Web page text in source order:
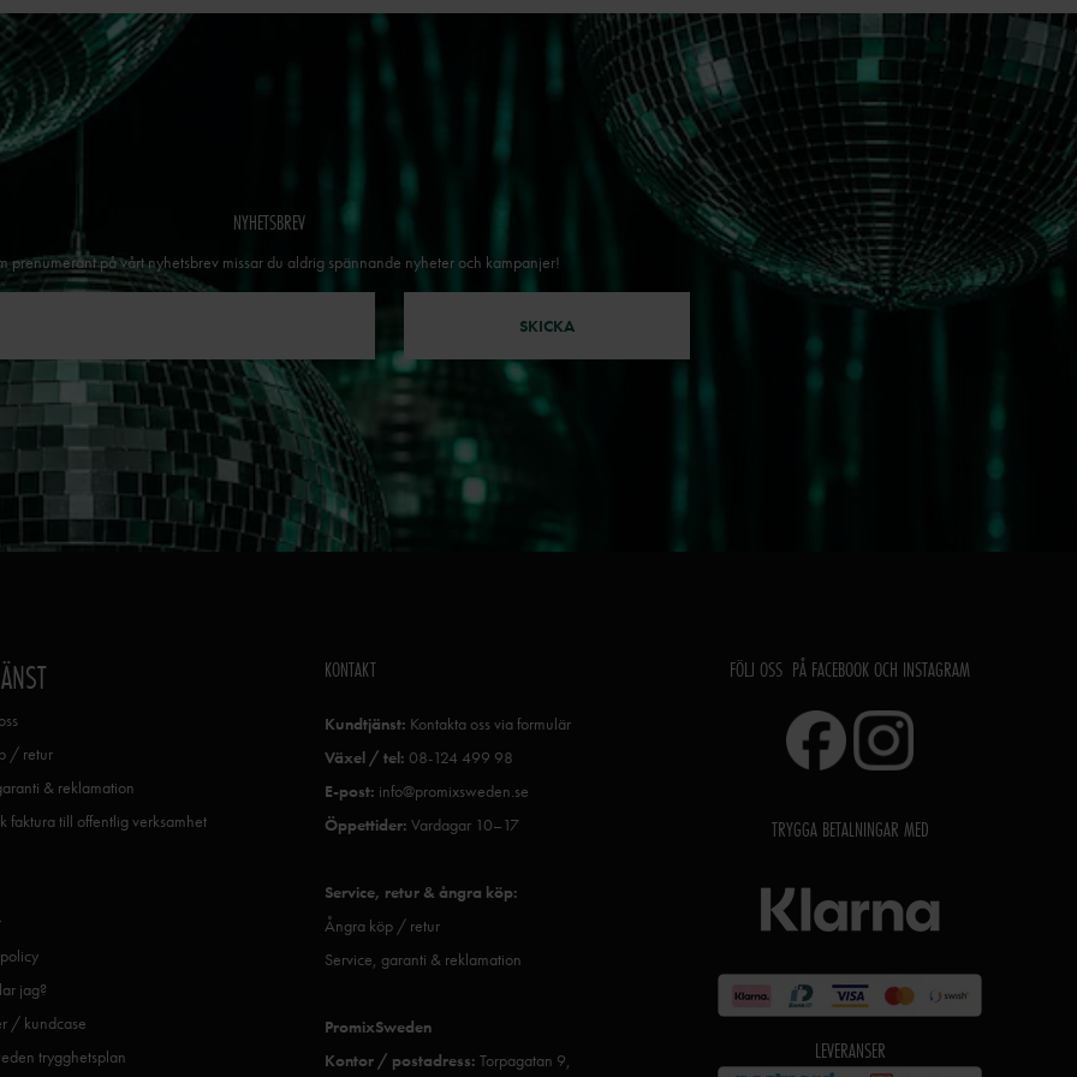
NYHETSBREV
prenumerant på vårt nyhetsbrev missar du aldrig spännande nyheter och kampanjer!
SKICKA
/ retur
& reklamation
faktura till offentlig verksamhet
jag?
/ kundcase
trygghetsplan
KONTAKT
Kundtjänst: Kontakta oss via formulär
Växel / tel: 08-124 499 98
E-post: info@promixsweden.se
Öppettider: Vardagar 10–17
Service, retur & ångra köp:
Ångra köp / retur
Service, garanti & reklamation
PromixSweden
Kontor / postadress: Torpagatan 9,
FÖLJ OSS PÅ FACEBOOK OCH INSTAGRAM
TRYGGA BETALNINGAR MED
LEVERANSER